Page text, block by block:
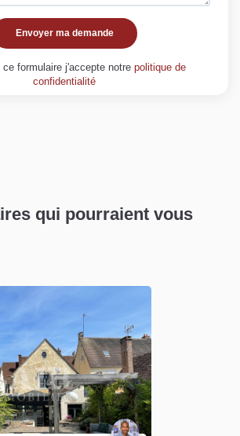
Envoyer ma demande
ce formulaire j'accepte notre politique de
confidentialité
qui pourraient vous